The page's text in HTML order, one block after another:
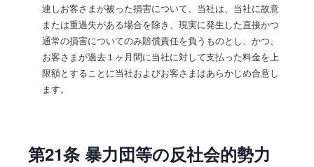
連しお客さまが被った損害について、当社は、当社に故意
または重過失がある場合を除き、現実に発生した直接かつ
通常の損害についてのみ賠償責任を負うものとし、かつ、
お客さまが過去１ヶ月間に当社に対して支払った料金を上
限額とすることに当社およびお客さまはあらかじめ合意し
ます。
第21条 暴力団等の反社会的勢力